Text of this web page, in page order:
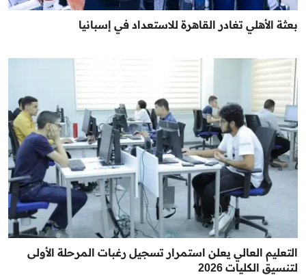
بعثة الأهلي تغادر القاهرة للاستعداد في إسبانيا
التعليم العالي يعلن استمرار تسجيل رغبات المرحلة الأولى
لتنسيق الكليات 2026